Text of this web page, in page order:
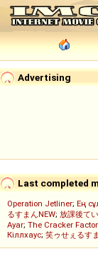
Advertising
Last completed
Operation Jetliner; Ең
るすまんNEW; 放課後て
Ayar; The Cracker
Кіллхаус; 笑ゥせぇるす